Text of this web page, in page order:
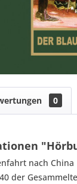
0
nach China
der